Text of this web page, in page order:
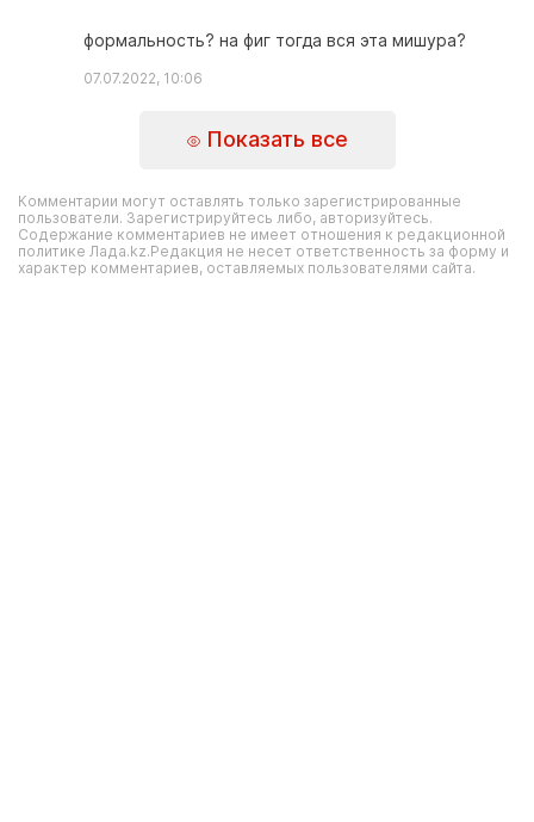
формальность? на фиг тогда вся эта мишура?
07.07.2022, 10:06
Показать все
Комментарии могут оставлять только зарегистрированные
пользователи. Зарегистрируйтесь либо, авторизуйтесь.
Содержание комментариев не имеет отношения к редакционной
политике Лада.kz.Редакция не несет ответственность за форму и
характер комментариев, оставляемых пользователями сайта.